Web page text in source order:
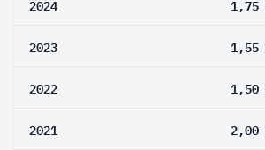
2024 1,75
2023 1,55
2022 1,50
2021 2,00